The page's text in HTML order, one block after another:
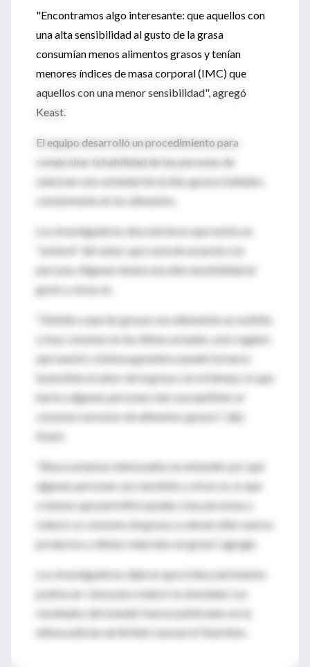
"Encontramos algo interesante: que aquellos con
una alta sensibilidad al gusto de la grasa
consumían menos alimentos grasos y tenían
menores índices de masa corporal (IMC) que
aquellos con una menor sensibilidad", agregó
Keast.
El equipo desarrolló un procedimiento para
comprobar la habilidad de las personas de
saborear una variedad de ácidos grasos hallados
comúnmente en los alimentos.
Los investigadores descubrieron que existe un
"umbral" del sabor que varía de acuerdo a la
persona. Algunas tienen una alta sensibilidad al
gusto y otras no.
"Debido a que las grasas son altamente accesibles
y muy comunes en las dietas actuales, esto sugiere
que nuestro sistema gustativo puede tornarse
insensible al sabor de la grasa con el tiempo, lo que
haría a algunas personas más susceptibles al
consumo excesivo de alimentos grasos", dijo
Keast.
"Ahora estamos interesados en entender por qué
algunas personas son sensibles y otras no, lo que
creemos que permitirá ayudar a las personas a
reducir su consumo de grasa y a desarrollar nuevos
productos y dietas reducidos en grasa", agregó.
Los investigadores dijeron que el descubrimiento
podría ser clave para reducir la obesidad. Los
resultados del estudio fueron publicados en la
última edición de British Journal of Nutrition.